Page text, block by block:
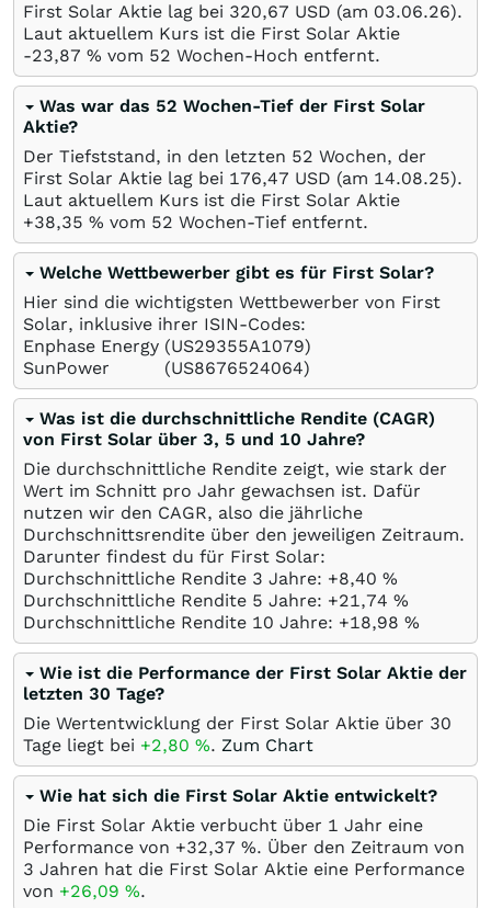
First Solar Aktie lag bei 320,67 USD (am 03.06.26).
Laut aktuellem Kurs ist die First Solar Aktie
-23,87 % vom 52 Wochen-Hoch entfernt.
Was war das 52 Wochen-Tief der First Solar
Aktie?
Der Tiefststand, in den letzten 52 Wochen, der
First Solar Aktie lag bei 176,47 USD (am 14.08.25).
Laut aktuellem Kurs ist die First Solar Aktie
+38,35 % vom 52 Wochen-Tief entfernt.
Welche Wettbewerber gibt es für First Solar?
Hier sind die wichtigsten Wettbewerber von First
Solar, inklusive ihrer ISIN-Codes:
Enphase Energy (US29355A1079)
SunPower
(US8676524064)
Was ist die durchschnittliche Rendite (CAGR)
von First Solar über 3, 5 und 10 Jahre?
Die durchschnittliche Rendite zeigt, wie stark der
Wert im Schnitt pro Jahr gewachsen ist. Dafür
nutzen wir den CAGR, also die jährliche
Durchschnittsrendite über den jeweiligen Zeitraum.
Darunter findest du für First Solar:
Durchschnittliche Rendite 3 Jahre: +8,40 %
Durchschnittliche Rendite 5 Jahre: +21,74 %
Durchschnittliche Rendite 10 Jahre: +18,98 %
Wie ist die Performance der First Solar Aktie der
letzten 30 Tage?
Die Wertentwicklung der First Solar Aktie über 30
Tage liegt bei +2,80 %. Zum Chart
Wie hat sich die First Solar Aktie entwickelt?
Die First Solar Aktie verbucht über 1 Jahr eine
Performance von +32,37 %. Über den Zeitraum von
3 Jahren hat die First Solar Aktie eine Performance
von +26,09 %.